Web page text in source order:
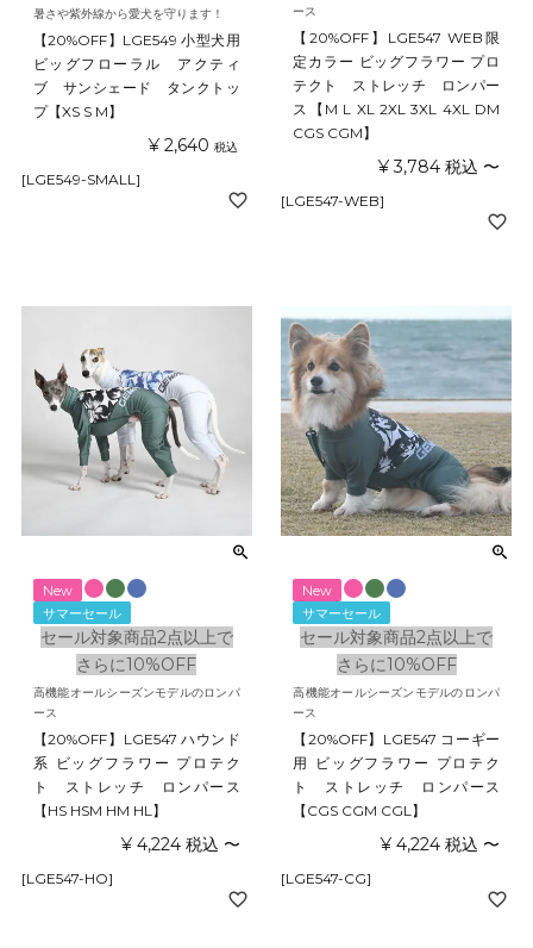
暑さや紫外線から愛犬を守ります！
【20%OFF】LGE549 小型犬用
ビッグフローラル アクティ
ブ サンシェード タンクトッ
プ【XS S M】
¥ 2,640 税込
[LGE549-SMALL]
ース
【20%OFF】LGE547 WEB限
定カラー ビッグフラワー プロ
テクト ストレッチ ロンパー
ス【M L XL 2XL 3XL 4XL DM
CGS CGM】
¥ 3,784 税込 〜
[LGE547-WEB]
New
サマーセール
セール対象商品2点以上で
さらに10%OFF
高機能オールシーズンモデルのロンパ
ース
【20%OFF】LGE547 ハウンド
系 ビッグフラワー プロテク
ト ストレッチ ロンパース
【HS HSM HM HL】
¥ 4,224 税込 〜
[LGE547-HO]
New
サマーセール
セール対象商品2点以上で
さらに10%OFF
高機能オールシーズンモデルのロンパ
ース
【20%OFF】LGE547 コーギー
用 ビッグフラワー プロテク
ト ストレッチ ロンパース
【CGS CGM CGL】
¥ 4,224 税込 〜
[LGE547-CG]